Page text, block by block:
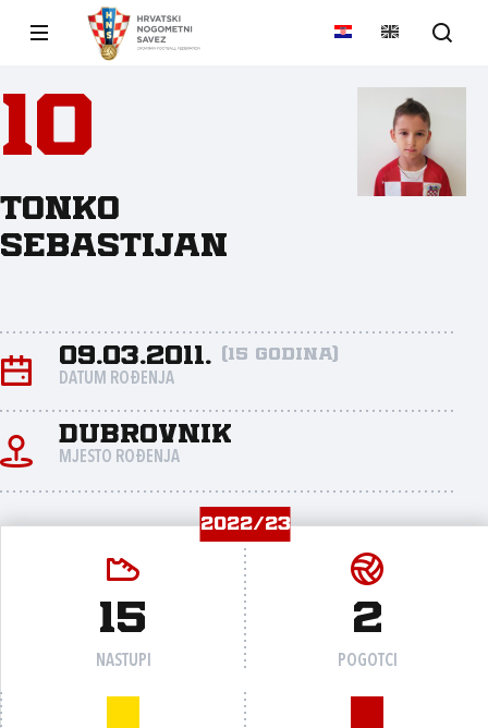
10
Tonko
Sebastijan
09.03.2011. (15 godina)
DATUM ROĐENJA
Dubrovnik
MJESTO ROĐENJA
2022/23
15
NASTUPI
2
POGOTCI